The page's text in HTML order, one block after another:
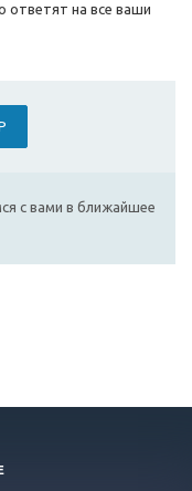
на все ваши
с вами в ближайшее